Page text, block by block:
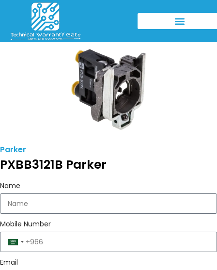
Parker
PXBB3121B Parker
Name
Mobile Number
Saudi
+966
Email